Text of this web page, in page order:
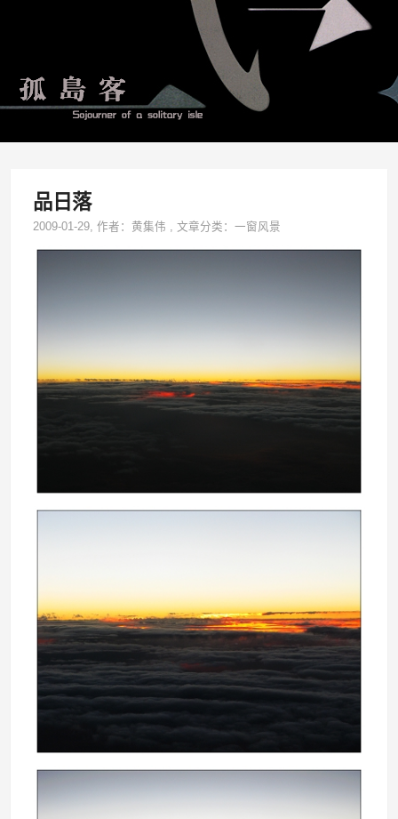
品日落
2009-01-29, 作者：黄集伟 ,文章分类：一窗风景